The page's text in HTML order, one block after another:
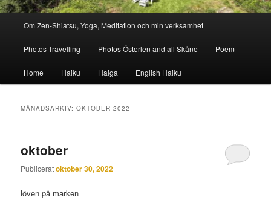
Om Zen-Shiatsu, Yoga, Meditation och min verksamhet
Photos Travelling Photos Österlen and all Skåne Poem
Home Haiku Haiga English Haiku
MÅNADSARKIV:OKTOBER 2022
oktober
Publiceratoktober 30, 2022
löven på marken